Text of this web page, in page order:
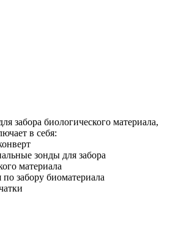
забора биологического материала,
в себя:
зонды для забора
материала
забору биоматериала